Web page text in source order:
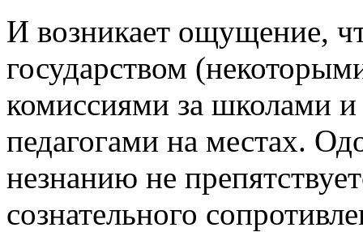
И возникает ощущение,
государством
комиссиями за школами и
педагогами на местах.
незнанию не
сознательного